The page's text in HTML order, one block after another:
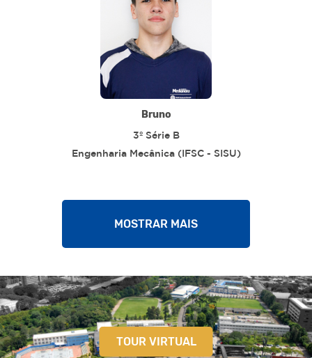
Bruno
3º Série B
Engenharia Mecânica (IFSC - SISU)
MOSTRAR MAIS
TOUR VIRTUAL